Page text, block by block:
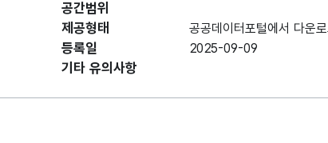
데이터 항목 표로 항목명, 항목명(영문명), 항
제목 제목
등록일 등록일
공간범위
제공형태 공공데이터포털에서 다운
등록일 2025-09-09
기타 유의사항